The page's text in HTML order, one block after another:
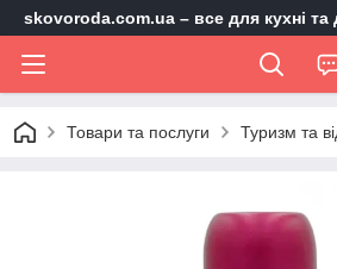
skovoroda.com.ua – все для кухні та
Товари та послуги Туризм та